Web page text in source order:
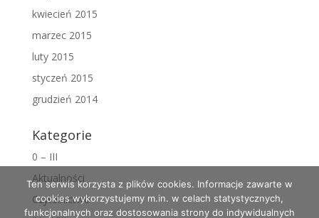
kwiecień 2015
marzec 2015
luty 2015
styczeń 2015
grudzień 2014
Kategorie
0 – III
Aktualności
Czytelnictwo
Ten serwis korzysta z plików cookies. Informacje zawarte w
cookies wykorzystujemy m.in. w celach statystycznych,
funkcjonalnych oraz dostosowania strony do indywidualnych